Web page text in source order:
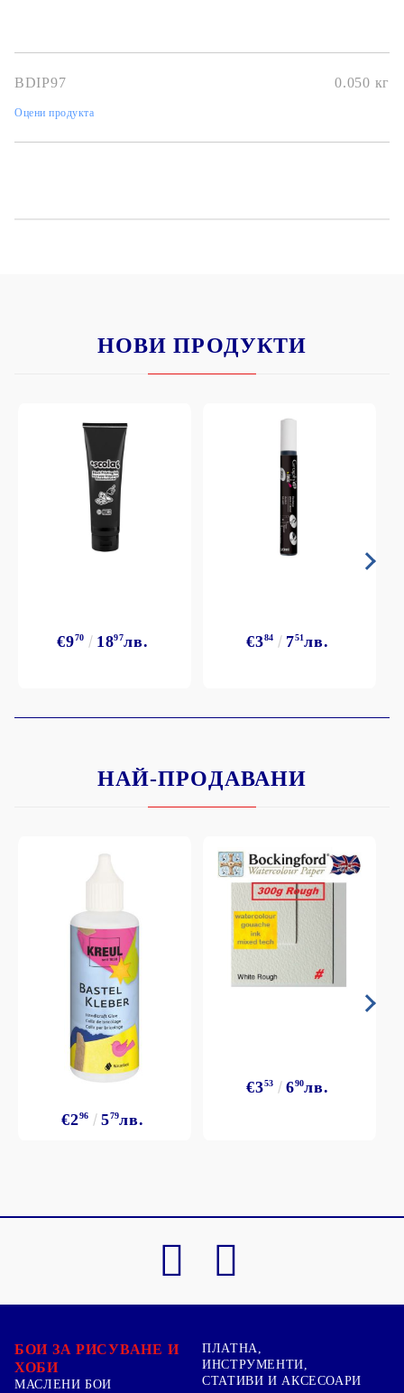
BDIP97 0.050 кг
Оцени продукта
НОВИ ПРОДУКТИ
€970 1897лв. €384 751лв.
НАЙ-ПРОДАВАНИ
€296 579лв.
€353 690лв.
БОИ ЗА РИСУВАНЕ И
ХОБИ
МАСЛЕНИ БОИ
ПЛАТНА,
ИНСТРУМЕНТИ,
СТАТИВИ И АКСЕСОАРИ